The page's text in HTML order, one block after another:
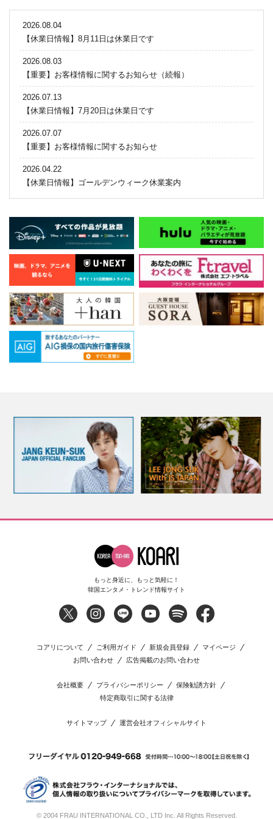
2026.08.04
【休業日情報】8月11日は休業日です
2026.08.03
【重要】お客様情報に関するお知らせ（続報）
2026.07.13
【休業日情報】7月20日は休業日です
2026.07.07
【重要】お客様情報に関するお知らせ
2026.04.22
【休業日情報】ゴールデンウィーク休業案内
もっと身近に、もっと気軽に！
韓国エンタメ・トレンド情報サイト
コアリについて ご利用ガイド 新規会員登録
マイページ
お問い合わせ
広告掲載のお問い合わせ
会社概要 プライバシーポリシー
保険勧誘方針
特定商取引に関する法律
サイトマップ 運営会社オフィシャルサイト
© 2004 FRAU INTERNATIONAL CO., LTD Inc. All Rights Reserved.